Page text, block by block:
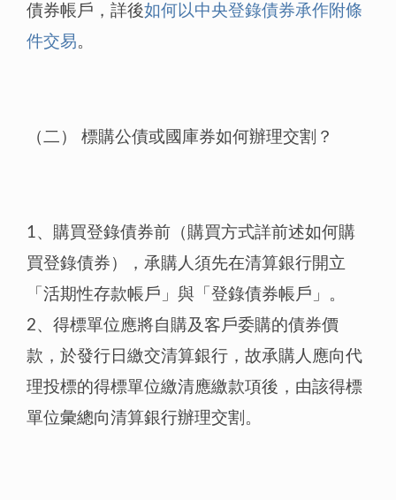
債券帳戶，詳後如何以中央登錄債券承作附條
件交易。
（二） 標購公債或國庫券如何辦理交割？
1、購買登錄債券前（購買方式詳前述如何購
買登錄債券），承購人須先在清算銀行開立
「活期性存款帳戶」與「登錄債券帳戶」。
2、得標單位應將自購及客戶委購的債券價
款，於發行日繳交清算銀行，故承購人應向代
理投標的得標單位繳清應繳款項後，由該得標
單位彙總向清算銀行辦理交割。